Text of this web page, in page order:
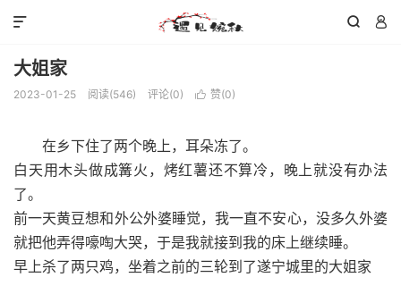
 

大姐家
2023-01-25 阅读(546) 评论(0)  赞(0)
在乡下住了两个晚上，耳朵冻了。
白天用木头做成篝火，烤红薯还不算冷，晚上就没有办法
了。
前一天黄豆想和外公外婆睡觉，我一直不安心，没多久外婆
就把他弄得嚎啕大哭，于是我就接到我的床上继续睡。
早上杀了两只鸡，坐着之前的三轮到了遂宁城里的大姐家